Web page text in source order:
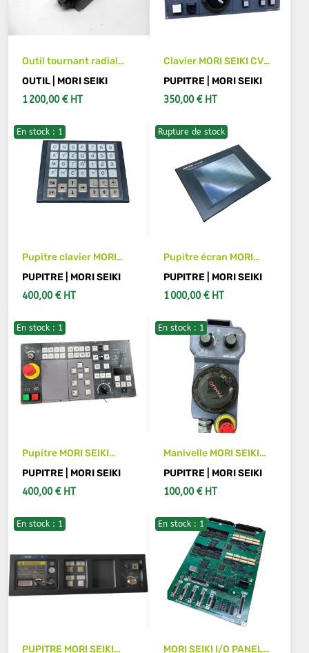
Outil tournant radial
pour MORI SEIKI CL203
OUTIL | MORI SEIKI
1 200,00 € HT
AJOUTER AU PANIER
Clavier MORI SEIKI CV
500 MORI SEIKI MSC-
803 H44326
PUPITRE | MORI SEIKI
350,00 € HT
AJOUTER AU PANIER
En stock : 1
Pupitre clavier MORI
SEIKI CV 500 MORI SEIKI
MSC-803
PUPITRE | MORI SEIKI
400,00 € HT
AJOUTER AU PANIER
Rupture de stock
Pupitre écran MORI
SEIKI MSC-803 MORI
SEIKI E77004A01
PUPITRE | MORI SEIKI
1 000,00 € HT
VOIR LES DÉTAILS
En stock : 1
Pupitre MORI SEIKI
E5401B A02 MORI SEIKI
SH-63
PUPITRE | MORI SEIKI
400,00 € HT
AJOUTER AU PANIER
En stock : 1
Manivelle MORI SEIKI
HC-P1 type E03022
PUPITRE | MORI SEIKI
100,00 € HT
AJOUTER AU PANIER
En stock : 1
PUPITRE MORI SEIKI
En stock : 1
MORI SEIKI I/O PANEL